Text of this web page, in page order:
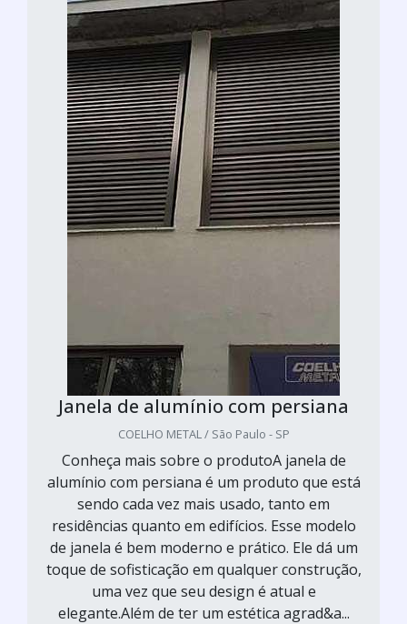
Janela de alumínio com persiana
COELHO METAL / São Paulo - SP
Conheça mais sobre o produtoA janela de
alumínio com persiana é um produto que está
sendo cada vez mais usado, tanto em
residências quanto em edifícios. Esse modelo
de janela é bem moderno e prático. Ele dá um
toque de sofisticação em qualquer construção,
uma vez que seu design é atual e
elegante.Além de ter um estética agrad&a...